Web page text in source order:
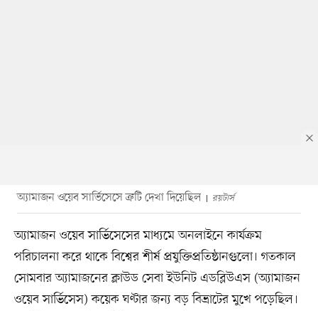
অ্যামাজন ওয়েব সার্ভিসেসে ত্রুটি দেখা দিয়েছিল রয়টার্স
অ্যামাজন ওয়েব সার্ভিসেসের মাধ্যমে অনলাইনে কার্যক্রম
পরিচালনা করে থাকে বিশ্বের শীর্ষ প্রযুক্তিপ্রতিষ্ঠানগুলো। গতকাল
সোমবার অ্যামাজনের ক্লাউড সেবা ইউনিট এডব্লিউএস (অ্যামাজন
ওয়েব সার্ভিসেস) কয়েক ঘণ্টার জন্য বড় বিভ্রাটের মুখে পড়েছিল।